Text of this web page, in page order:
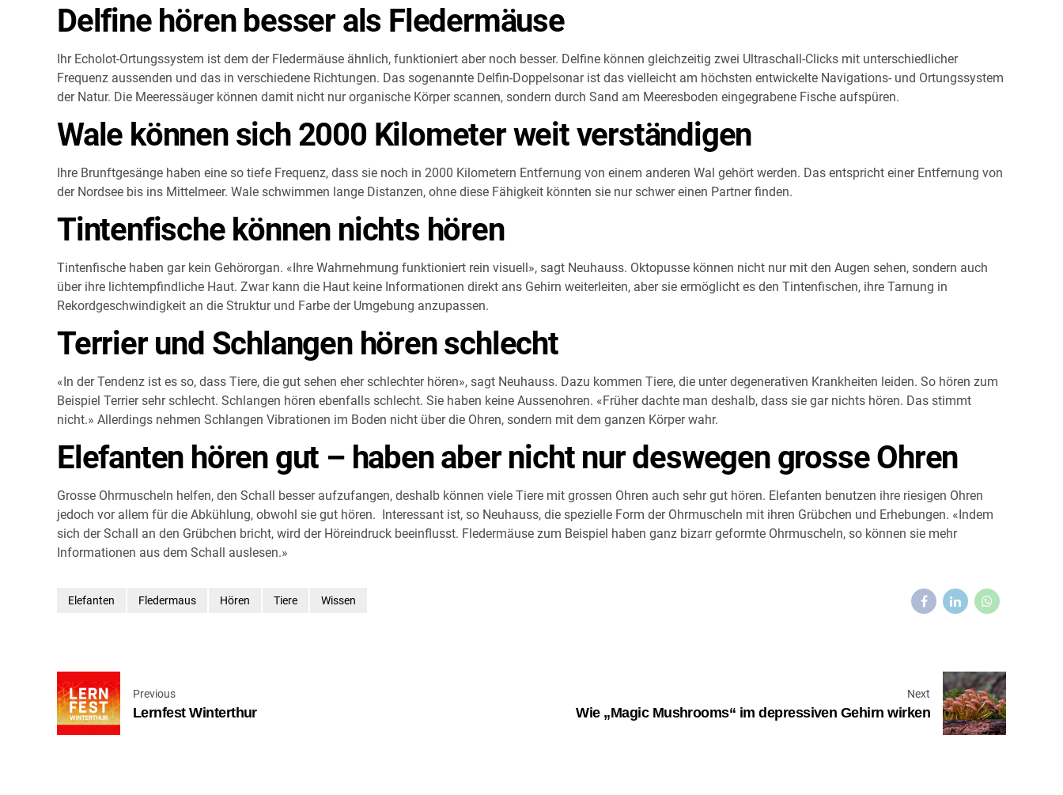
Delfine hören besser als Fledermäuse
Ihr Echolot-Ortungssystem ist dem der Fledermäuse ähnlich, funktioniert aber noch besser. Delfine können gleichzeitig zwei Ultraschall-Clicks mit unterschiedlicher
Frequenz aussenden und das in verschiedene Richtungen. Das sogenannte Delfin-Doppelsonar ist das vielleicht am höchsten entwickelte Navigations- und Ortungssystem
der Natur. Die Meeressäuger können damit nicht nur organische Körper scannen, sondern durch Sand am Meeresboden eingegrabene Fische aufspüren.
Wale können sich 2000 Kilometer weit verständigen
Ihre Brunftgesänge haben eine so tiefe Frequenz, dass sie noch in 2000 Kilometern Entfernung von einem anderen Wal gehört werden. Das entspricht einer Entfernung von
der Nordsee bis ins Mittelmeer. Wale schwimmen lange Distanzen, ohne diese Fähigkeit könnten sie nur schwer einen Partner finden.
Tintenfische können nichts hören
Tintenfische haben gar kein Gehörorgan. «Ihre Wahrnehmung funktioniert rein visuell», sagt Neuhauss. Oktopusse können nicht nur mit den Augen sehen, sondern auch
über ihre lichtempfindliche Haut. Zwar kann die Haut keine Informationen direkt ans Gehirn weiterleiten, aber sie ermöglicht es den Tintenfischen, ihre Tarnung in
Rekordgeschwindigkeit an die Struktur und Farbe der Umgebung anzupassen.
Terrier und Schlangen hören schlecht
«In der Tendenz ist es so, dass Tiere, die gut sehen eher schlechter hören», sagt Neuhauss. Dazu kommen Tiere, die unter degenerativen Krankheiten leiden. So hören zum
Beispiel Terrier sehr schlecht. Schlangen hören ebenfalls schlecht. Sie haben keine Aussenohren. «Früher dachte man deshalb, dass sie gar nichts hören. Das stimmt
nicht.» Allerdings nehmen Schlangen Vibrationen im Boden nicht über die Ohren, sondern mit dem ganzen Körper wahr.
Elefanten hören gut – haben aber nicht nur deswegen grosse Ohren
Grosse Ohrmuscheln helfen, den Schall besser aufzufangen, deshalb können viele Tiere mit grossen Ohren auch sehr gut hören. Elefanten benutzen ihre riesigen Ohren
jedoch vor allem für die Abkühlung, obwohl sie gut hören. Interessant ist, so Neuhauss, die spezielle Form der Ohrmuscheln mit ihren Grübchen und Erhebungen. «Indem
sich der Schall an den Grübchen bricht, wird der Höreindruck beeinflusst. Fledermäuse zum Beispiel haben ganz bizarr geformte Ohrmuscheln, so können sie mehr
Informationen aus dem Schall auslesen.»
Elefanten Fledermaus Hören Tiere Wissen
Previous
Lernfest Winterthur
Next
Wie „Magic Mushrooms“ im depressiven Gehirn wirken